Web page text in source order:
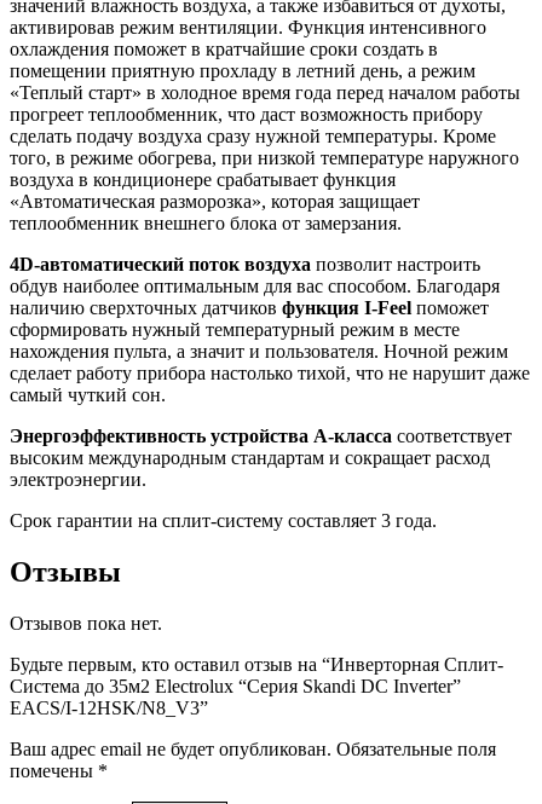
значений влажность воздуха, а также избавиться от духоты,
активировав режим вентиляции. Функция интенсивного
охлаждения поможет в кратчайшие сроки создать в
помещении приятную прохладу в летний день, а режим
«Теплый старт» в холодное время года перед началом работы
прогреет теплообменник, что даст возможность прибору
сделать подачу воздуха сразу нужной температуры. Кроме
того, в режиме обогрева, при низкой температуре наружного
воздуха в кондиционере срабатывает функция
«Автоматическая разморозка», которая защищает
теплообменник внешнего блока от замерзания.
4D-автоматический поток воздуха позволит настроить
обдув наиболее оптимальным для вас способом. Благодаря
наличию сверхточных датчиков функция I-Feel поможет
сформировать нужный температурный режим в месте
нахождения пульта, а значит и пользователя. Ночной режим
сделает работу прибора настолько тихой, что не нарушит даже
самый чуткий сон.
Энергоэффективность устройства А-класса соответствует
высоким международным стандартам и сокращает расход
электроэнергии.
Срок гарантии на сплит-систему составляет 3 года.
Отзывы
Отзывов пока нет.
Будьте первым, кто оставил отзыв на “Инверторная Сплит-
Система до 35м2 Electrolux “Серия Skandi DC Inverter”
EACS/I-12HSK/N8_V3”
Ваш адрес email не будет опубликован. Обязательные поля
помечены *